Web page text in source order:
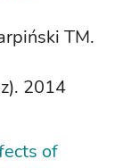
TM.
2014
of